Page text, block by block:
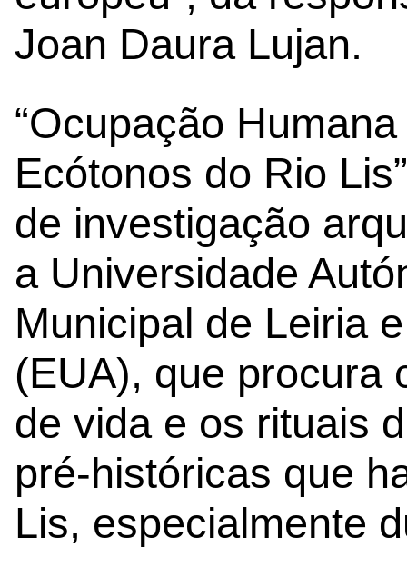
Joan Daura Lujan.
“Ocupação
Ecótonos do Rio
de investigação
a Universidade
Municipal de Leiria
(EUA), que procura
de vida e os rituais
pré-históricas que
Lis, especialmente